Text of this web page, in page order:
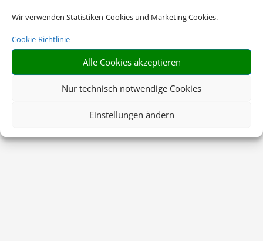
Wir verwenden Statistiken-Cookies und Marketing Cookies.
Cookie-Richtlinie
Alle Cookies akzeptieren
Nur technisch notwendige Cookies
Einstellungen ändern